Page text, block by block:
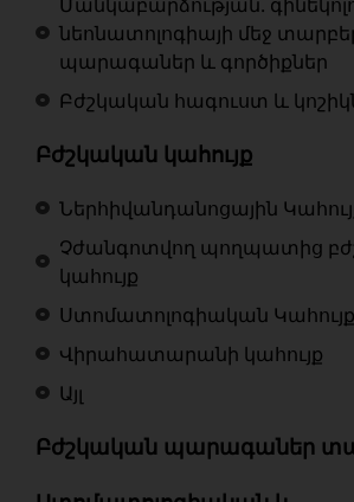
նեոնատոլոգիայի մեջ
պարագաներ և գործիքներ
Բժշկական հագուստ և
Բժշկական կահույք
Ներհիվանդանոցային
Չժանգոտվող պողպատից
կահույք
Ստոմատոլոգիական Կահույք
Վիրահատարանի կահույք
Այլ
Բժշկական պարագաներ